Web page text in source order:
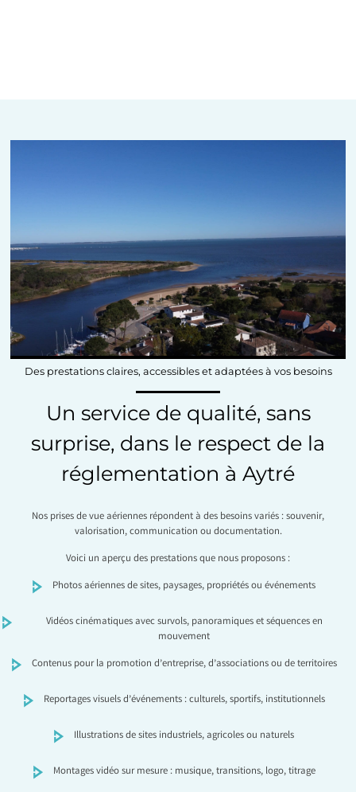
Des prestations claires, accessibles et adaptées à vos besoins
Un service de qualité, sans
surprise, dans le respect de la
réglementation à Aytré
Nos prises de vue aériennes répondent à des besoins variés : souvenir,
valorisation, communication ou documentation.
Voici un aperçu des prestations que nous proposons :
Photos aériennes de sites, paysages, propriétés ou événements
Vidéos cinématiques avec survols, panoramiques et séquences en
mouvement
Contenus pour la promotion d’entreprise, d’associations ou de territoires
Reportages visuels d’événements : culturels, sportifs, institutionnels
Illustrations de sites industriels, agricoles ou naturels
Montages vidéo sur mesure : musique, transitions, logo, titrage